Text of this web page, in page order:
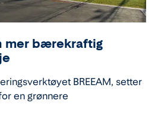
mer bærekraftig
BREEAM, setter
en grønnere